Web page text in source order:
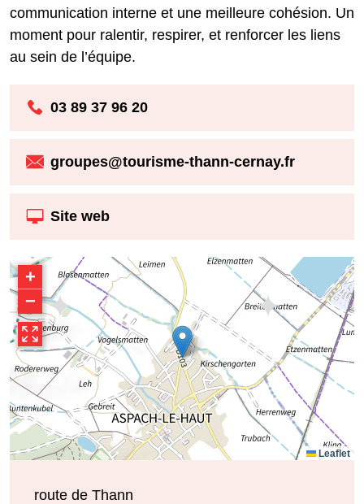
communication interne et une meilleure cohésion. Un
moment pour ralentir, respirer, et renforcer les liens
au sein de l’équipe.
03 89 37 96 20
groupes@tourisme-thann-cernay.fr
Site web
+
−
Leaflet
route de Thann